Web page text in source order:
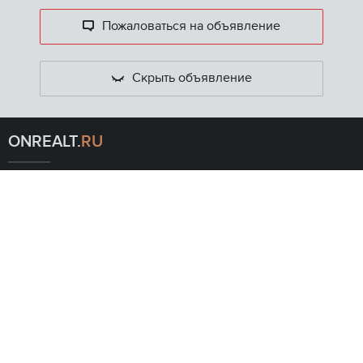
Пожаловаться на объявление
Скрыть объявление
ONREALT.RU